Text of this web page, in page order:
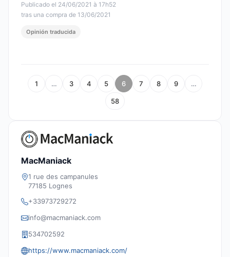
Publicado el 24/06/2021 à 17h52
tras una compra de 13/06/2021
Opinión traducida
1 … 3 4 5 6 7 8 9 …
58
MacManiack
1 rue des campanules
77185 Lognes
+33973729272
info@macmaniack.com
534702592
https://www.macmaniack.com/